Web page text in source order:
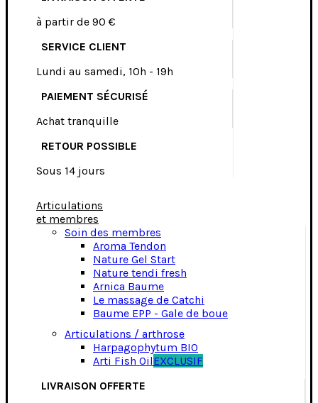
à partir de 90 €
SERVICE CLIENT
Lundi au samedi, 10h - 19h
PAIEMENT SÉCURISÉ
Achat tranquille
RETOUR POSSIBLE
Sous 14 jours
Articulations
et membres
Soin des membres
Aroma Tendon
Nature Gel Start
Nature tendi fresh
Arnica Baume
Le massage de Catchi
Baume EPP - Gale de boue
Articulations / arthrose
Harpagophytum BIO
Arti Fish OilEXCLUSIF
LIVRAISON OFFERTE